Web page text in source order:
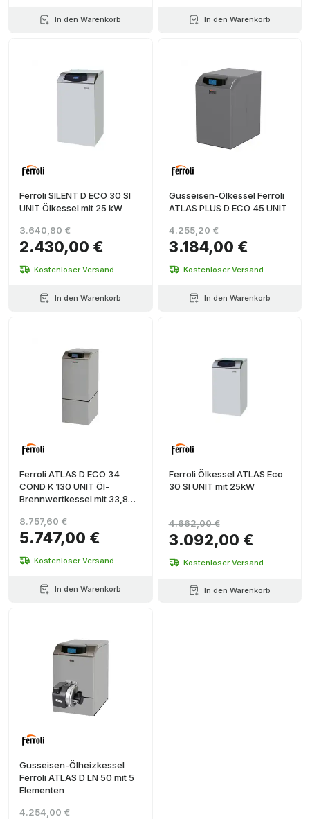
In den Warenkorb In den Warenkorb
Ferroli SILENT D ECO 30 SI
UNIT Ölkessel mit 25 kW
2.430,00 €
3.640,80 €
Kostenloser Versand
In den Warenkorb
Gusseisen-Ölkessel Ferroli
ATLAS PLUS D ECO 45 UNIT
3.184,00 €
4.255,20 €
Kostenloser Versand
In den Warenkorb
Ferroli ATLAS D ECO 34
COND K 130 UNIT Öl-
Brennwertkessel mit 33,8
5.747,00 €
8.757,60 €
Kostenloser Versand
In den Warenkorb
Ferroli Ölkessel ATLAS Eco
30 SI UNIT mit 25kW
3.092,00 €
4.662,00 €
Kostenloser Versand
In den Warenkorb
Gusseisen-Ölheizkessel
Ferroli ATLAS D LN 50 mit 5
Elementen
4.254,00 €